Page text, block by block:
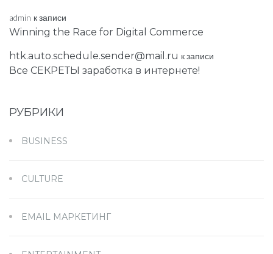
admin к записи
Winning the Race for Digital Commerce
htk.auto.schedule.sender@mail.ru к записи
Все СЕКРЕТЫ заработка в интернете!
РУБРИКИ
BUSINESS
CULTURE
EMAIL МАРКЕТИНГ